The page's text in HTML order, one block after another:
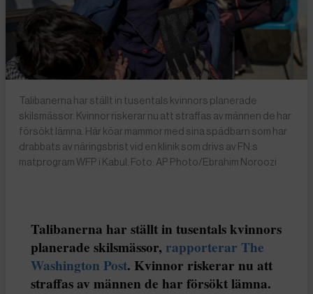
Talibanerna har ställt in tusentals kvinnors planerade
skilsmässor. Kvinnor riskerar nu att straffas av männen de har
försökt lämna. Här köar mammor med sina spädbarn som har
drabbats av näringsbrist vid en klinik som drivs av FN:s
matprogram WFP i Kabul. Foto: AP Photo/Ebrahim Noroozi
Talibanerna har ställt in tusentals kvinnors
planerade skilsmässor, rapporterar The
Washington Post. Kvinnor riskerar nu att
straffas av männen de har försökt lämna.